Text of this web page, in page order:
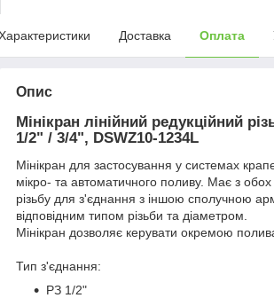
Доставка Оплата
Опис
Мінікран лінійний редукційний
1/2" / 3/4", DSWZ10-1234L
Мінікран для застосування у системах
мікро- та автоматичного поливу. Має з обох
різьбу для з'єднання з іншою сполучною
відповідним типом різьби та діаметром.
Мінікран дозволяє керувати окремою
Тип з'єднання:
РЗ 1/2"